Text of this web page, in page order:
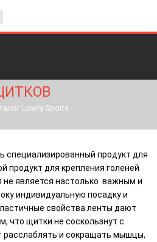
Lowry Sports
специализированный продукт для
продукт для крепления голеней
не является настолько важным и
индивидуальную посадку и
свойства ленты дают
что щитки не соскользнут с
расслаблять и сокращать мышцы,